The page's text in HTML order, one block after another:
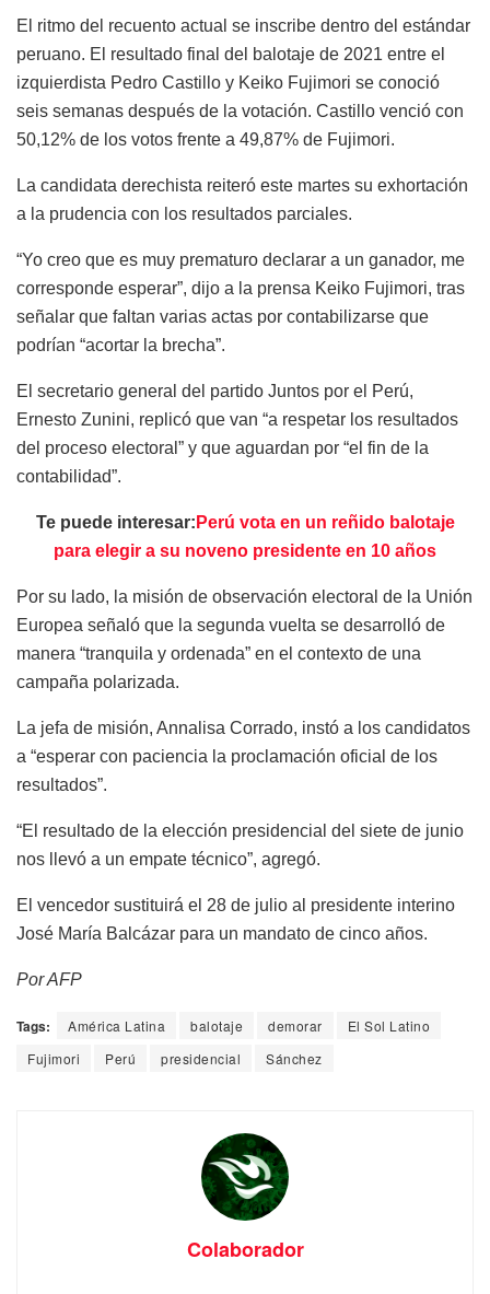
El ritmo del recuento actual se inscribe dentro del estándar
peruano. El resultado final del balotaje de 2021 entre el
izquierdista Pedro Castillo y Keiko Fujimori se conoció
seis semanas después de la votación. Castillo venció con
50,12% de los votos frente a 49,87% de Fujimori.
La candidata derechista reiteró este martes su exhortación
a la prudencia con los resultados parciales.
“Yo creo que es muy prematuro declarar a un ganador, me
corresponde esperar”, dijo a la prensa Keiko Fujimori, tras
señalar que faltan varias actas por contabilizarse que
podrían “acortar la brecha”.
El secretario general del partido Juntos por el Perú,
Ernesto Zunini, replicó que van “a respetar los resultados
del proceso electoral” y que aguardan por “el fin de la
contabilidad”.
Te puede interesar: Perú vota en un reñido balotaje
para elegir a su noveno presidente en 10 años
Por su lado, la misión de observación electoral de la Unión
Europea señaló que la segunda vuelta se desarrolló de
manera “tranquila y ordenada” en el contexto de una
campaña polarizada.
La jefa de misión, Annalisa Corrado, instó a los candidatos
a “esperar con paciencia la proclamación oficial de los
resultados”.
“El resultado de la elección presidencial del siete de junio
nos llevó a un empate técnico”, agregó.
El vencedor sustituirá el 28 de julio al presidente interino
José María Balcázar para un mandato de cinco años.
Por AFP
Tags: América Latina balotaje demorar
El Sol Latino
Fujimori
Perú presidencial Sánchez
Colaborador